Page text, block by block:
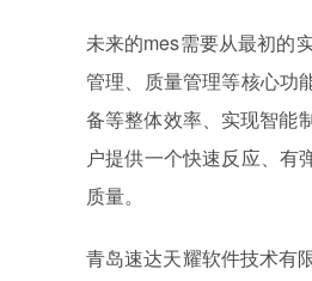
未来的mes需要从最初的
管理、质量管理等核心功
备等整体效率、实现智能
户提供一个快速反应、有
质量。
青岛速达天耀软件技术有